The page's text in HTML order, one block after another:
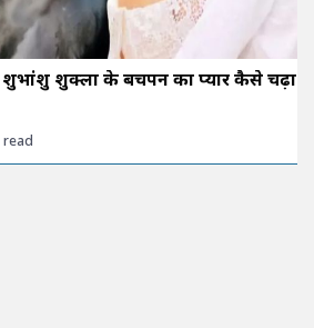
शुभांशु शुक्ला के बचपन का प्यार कैसे चढ़ा
read